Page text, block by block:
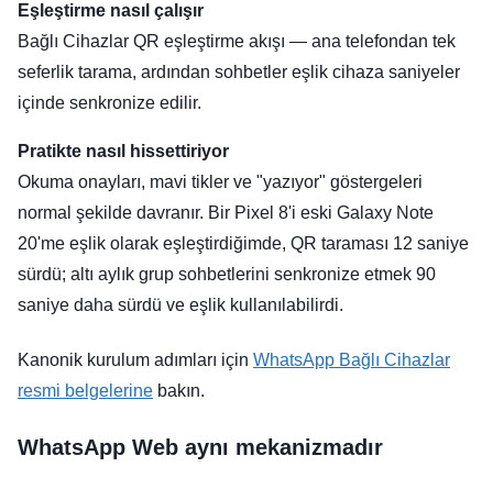
Eşleştirme nasıl çalışır
Bağlı Cihazlar QR eşleştirme akışı — ana telefondan tek
seferlik tarama, ardından sohbetler eşlik cihaza saniyeler
içinde senkronize edilir.
Pratikte nasıl hissettiriyor
Okuma onayları, mavi tikler ve "yazıyor" göstergeleri
normal şekilde davranır. Bir Pixel 8'i eski Galaxy Note
20'me eşlik olarak eşleştirdiğimde, QR taraması 12 saniye
sürdü; altı aylık grup sohbetlerini senkronize etmek 90
saniye daha sürdü ve eşlik kullanılabilirdi.
Kanonik kurulum adımları için WhatsApp Bağlı Cihazlar
resmi belgelerine bakın.
WhatsApp Web aynı mekanizmadır